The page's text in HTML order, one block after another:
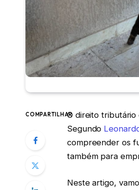
COMPARTILHARO direito tributário
Segundo
compreender os
também para
Neste artigo,